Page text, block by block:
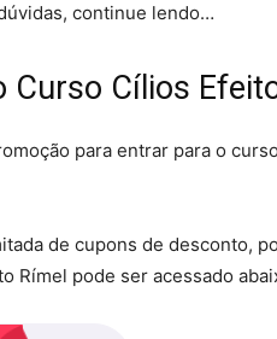
continue lendo…
Cílios
para entrar para o
de cupons de desconto,
Rímel pode ser acessado